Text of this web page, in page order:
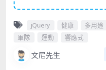
jQuery 健康 多用途
軍隊
運動 響應式
文尼先生